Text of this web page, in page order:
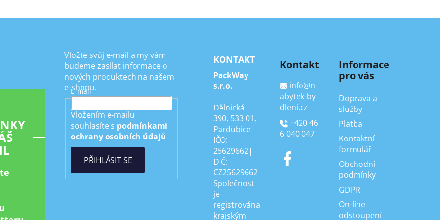
Vložte svůj e-mail a my vám
budeme zasílat informace o
nových produktech na našem
e-shopu.
E-mail
Vložením e-mailu
souhlasíte s podmínkami
ochrany osobních údajů
PŘIHLÁSIT SE
KONTAKT
PackWay
s.r.o.
Dělnická
390, 533 01,
Pardubice
IČO:
25629662|
DIČ:
CZ25629662
Společnost
je
registrována
krajským
Kontakt
info@n
abytek-by
dleni.cz
+420 46
6 040 047
Informace
pro vás
Doprava a
služby
Platba
Kontaktní
formulář
Obchodní
podmínky
GDPR
On-line
odstoupení